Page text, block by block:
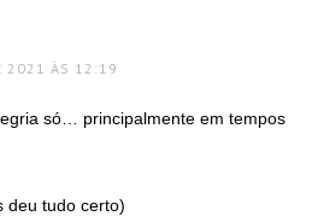
2021 ÀS 12:19
só… principalmente em tempos
deu tudo certo)